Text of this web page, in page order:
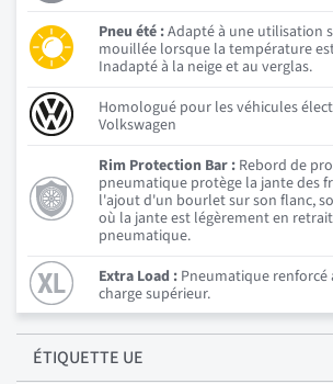
Pneu été :Adapté à une utilisation
mouillée lorsque la température
Inadapté à la neige et au verglas.
Homologué pour les véhicules
Volkswagen
Rim Protection Bar : Rebord de
pneumatique protège la jante des
l'ajout d'un bourlet sur son flanc,
où la jante est légèrement en
pneumatique.
Extra Load : Pneumatique renforcé
charge supérieur.
ÉTIQUETTE UE